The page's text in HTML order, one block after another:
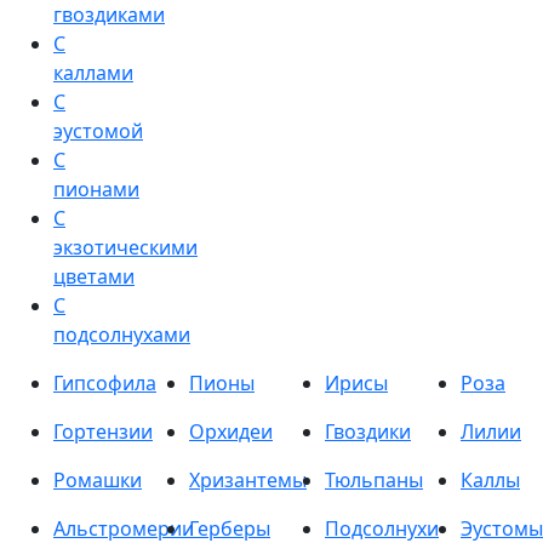
гвоздиками
С
каллами
С
эустомой
С
пионами
С
экзотическими
цветами
С
подсолнухами
Гипсофила
Пионы Ирисы
Роза
Гортензии
Орхидеи Гвоздики
Лилии
Ромашки
Хризантемы Тюльпаны
Каллы
АльстромерииГерберы Подсолнухи
Эустомы